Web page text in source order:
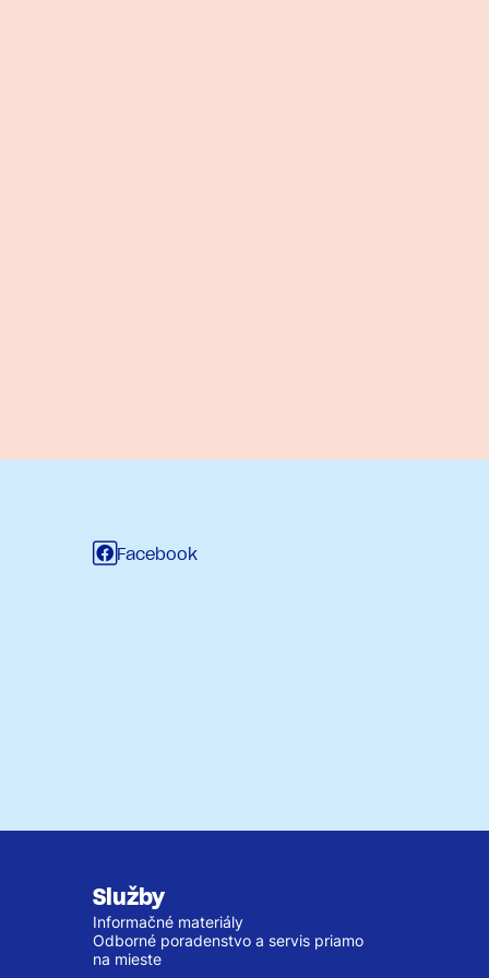
Facebook
Služby
Informačné materiály
Odborné poradenstvo a servis priamo
na mieste